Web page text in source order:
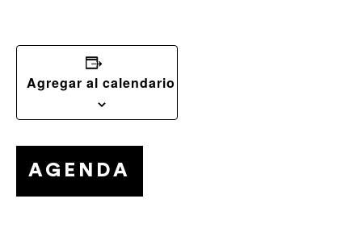
Agregar al calendario
AGENDA